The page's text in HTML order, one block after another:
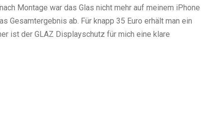
Montage war das Glas nicht mehr auf meinem iPhone
Gesamtergebnis ab. Für knapp 35 Euro erhält man ein
ist der GLAZ Displayschutz für mich eine klare